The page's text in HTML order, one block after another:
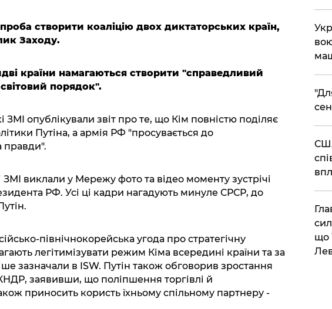
створити коаліцію двох диктаторських країн,
Заходу.
країни намагаються створити "справедливий
порядок".
ЗМІ опублікували звіт про те, що Кім повністю поділяє
Путіна, а армія РФ "просувається до
правди".
ЗМІ виклали у Мережу фото та відео моменту зустрічі
РФ. Усі ці кадри нагадують минуле СРСР, до
північнокорейська угода про стратегічну
легітимізувати режим Кіма всередині країни та за
зазначали в ISW. Путін також обговорив зростання
заявивши, що поліпшення торгівлі й
приносить користь їхньому спільному партнеру -
що